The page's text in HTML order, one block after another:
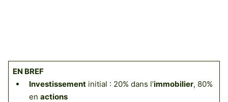
EN BREF
Investissementinitial : 20% dans l’immobilier, 80%
en actions